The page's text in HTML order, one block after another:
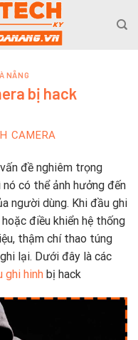
NẴNG
bị hack
CAMERA
đề nghiêm trọng
có thể ảnh hưởng đến
người dùng. Khi đầu ghi
điều khiển hệ thống
thậm chí thao túng
lại. Dưới đây là các
ghi hinh bị hack